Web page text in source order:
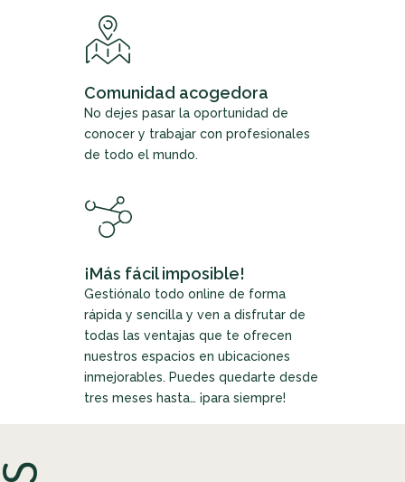
Comunidad acogedora
No dejes pasar la oportunidad de
conocer y trabajar con profesionales
de todo el mundo.
¡Más fácil imposible!
Gestiónalo todo online de forma
rápida y sencilla y ven a disfrutar de
todas las ventajas que te ofrecen
nuestros espacios en ubicaciones
inmejorables. Puedes quedarte desde
tres meses hasta… ¡para siempre!